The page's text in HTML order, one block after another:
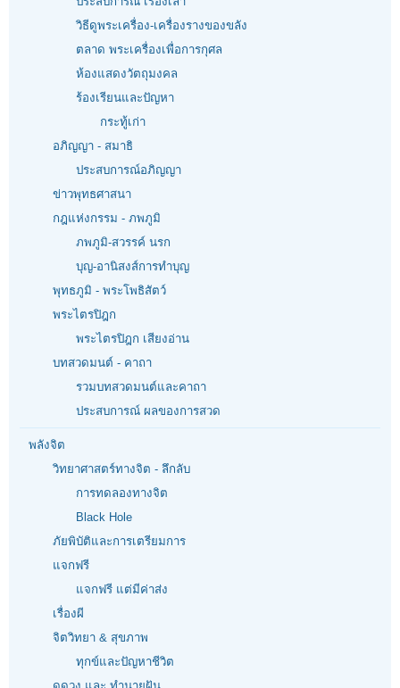
วิธีดูพระเครื่อง-เครื่องรางของขลัง
ตลาด พระเครื่องเพื่อการกุศล
ห้องแสดงวัตถุมงคล
ร้องเรียนและปัญหา
กระทู้เก่า
อภิญญา - สมาธิ
ประสบการณ์อภิญญา
ข่าวพุทธศาสนา
กฎแห่งกรรม - ภพภูมิ
ภพภูมิ-สวรรค์ นรก
บุญ-อานิสงส์การทำบุญ
พุทธภูมิ - พระโพธิสัตว์
พระไตรปิฎก
พระไตรปิฎก เสียงอ่าน
บทสวดมนต์ - คาถา
รวมบทสวดมนต์และคาถา
ประสบการณ์ ผลของการสวด
พลังจิต
วิทยาศาสตร์ทางจิต - ลึกลับ
การทดลองทางจิต
Black Hole
ภัยพิบัติและการเตรียมการ
แจกฟรี
แจกฟรี แต่มีค่าส่ง
เรื่องผี
จิตวิทยา & สุขภาพ
ทุกข์และปัญหาชีวิต